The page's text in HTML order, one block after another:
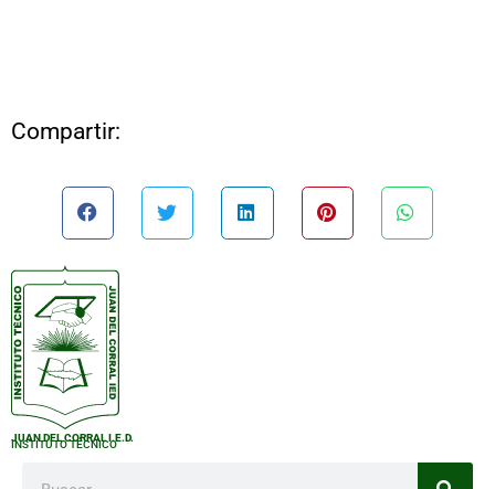
Compartir:
INSTITUTO TÉCNICO
JUAN DEL CORRAL I.E.D.